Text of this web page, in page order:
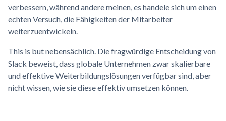
verbessern, während andere meinen, es handele sich um einen
echten Versuch, die Fähigkeiten der Mitarbeiter
weiterzuentwickeln.
This is but nebensächlich. Die fragwürdige Entscheidung von
Slack beweist, dass globale Unternehmen zwar skalierbare
und effektive Weiterbildungslösungen verfügbar sind, aber
nicht wissen, wie sie diese effektiv umsetzen können.